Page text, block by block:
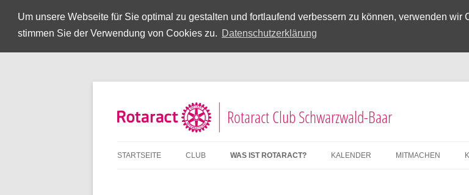
Um unsere Webseite für Sie optimal zu gestalten und fortlaufend verbessern zu können, verwenden
stimmen Sie der Verwendung von Cookies zu. Datenschutzerklärung
Rotaract Club Schwarzwald-Baar
STARTSEITE CLUB WAS IST ROTARACT? KALENDER MITMACHEN